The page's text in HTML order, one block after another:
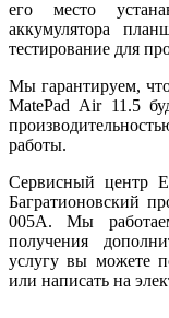
его место
аккумулятора
тестирование для
Мы гарантируем,
MatePad Air 11.5
работы.
Сервисный центр
Багратионовский
005A. Мы
получения
услугу вы можете
или написать на